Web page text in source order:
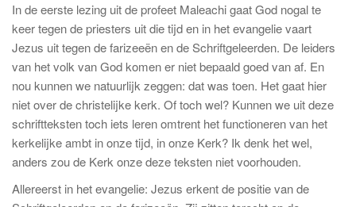
In de eerste lezing uit de profeet Maleachi gaat God nogal te
keer tegen de priesters uit die tijd en in het evangelie vaart
Jezus uit tegen de farizeeën en de Schriftgeleerden. De leiders
van het volk van God komen er niet bepaald goed van af. En
nou kunnen we natuurlijk zeggen: dat was toen. Het gaat hier
niet over de christelijke kerk. Of toch wel? Kunnen we uit deze
schriftteksten toch iets leren omtrent het functioneren van het
kerkelijke ambt in onze tijd, in onze Kerk? Ik denk het wel,
anders zou de Kerk onze deze teksten niet voorhouden.
Allereerst in het evangelie: Jezus erkent de positie van de